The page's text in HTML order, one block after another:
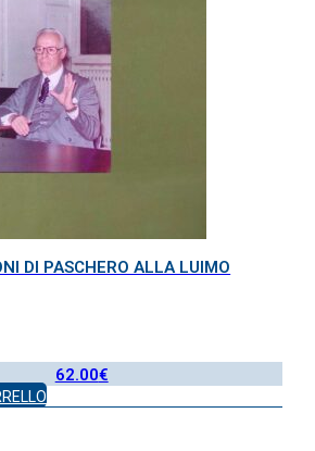
DI PASCHERO ALLA LUIMO
62.00€